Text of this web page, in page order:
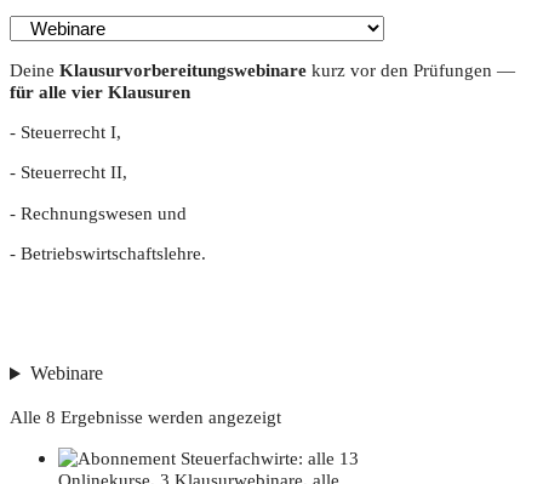
Dei­ne Klau­sur­vor­be­rei­tungs­web­i­na­re kurz vor den Prü­fun­gen —
für alle vier Klausuren
- Steu­er­recht I,
- Steu­er­recht II,
- Rech­nungs­we­sen und
- Betriebs­wirt­schafts­leh­re.
Webinare
Alle 8 Ergebnisse werden angezeigt